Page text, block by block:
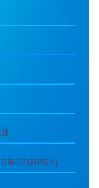
ШКОЛЬНИКА)